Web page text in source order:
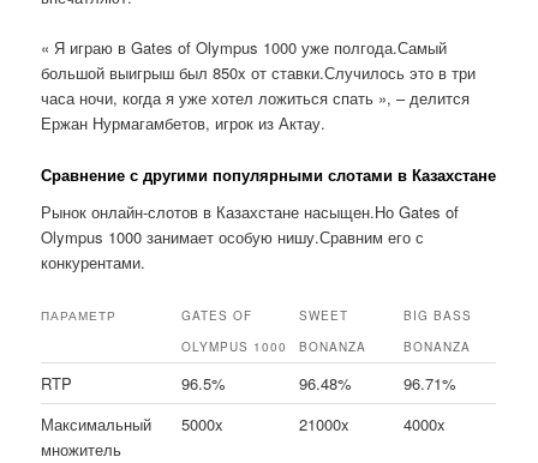
« Я играю в Gates of Olympus 1000 уже полгода.Самый
большой выигрыш был 850x от ставки.Случилось это в три
часа ночи, когда я уже хотел ложиться спать », – делится
Ержан Нурмагамбетов, игрок из Актау.
Сравнение с другими популярными слотами в Казахстане
Рынок онлайн-слотов в Казахстане насыщен.Но Gates of
Olympus 1000 занимает особую нишу.Сравним его с
конкурентами.
ПАРАМЕТР
GATES OF
OLYMPUS 1000
SWEET
BONANZA
BIG BASS
BONANZA
RTP 96.5% 96.48%
96.71%
Максимальный
множитель
5000x 21000x 4000x